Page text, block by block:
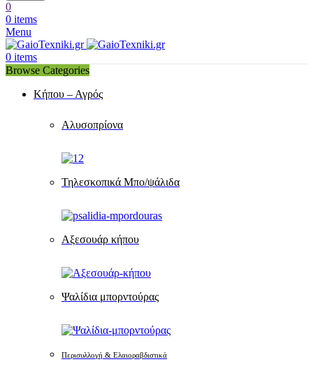
0
0 items
Menu
0 items
Browse Categories
Κήπου – Αγρός
Αλυσοπρίονα
Τηλεσκοπικά Μπο/ψάλιδα
Αξεσουάρ κήπου
Ψαλίδια μπορντούρας
Περισυλλογή & Ελαιοραβδιστικά